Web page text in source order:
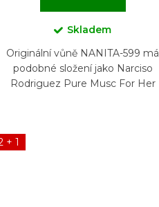
Skladem
Originální vůně NANITA-599 má
podobné složení jako Narciso
Rodriguez Pure Musc For Her
+ 1